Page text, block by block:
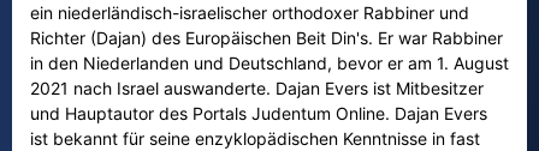
ein niederländisch-israelischer orthodoxer Rabbiner und
Richter (Dajan) des Europäischen Beit Din's. Er war Rabbiner
in den Niederlanden und Deutschland, bevor er am 1. August
2021 nach Israel auswanderte. Dajan Evers ist Mitbesitzer
und Hauptautor des Portals Judentum Online. Dajan Evers
ist bekannt für seine enzyklopädischen Kenntnisse in fast